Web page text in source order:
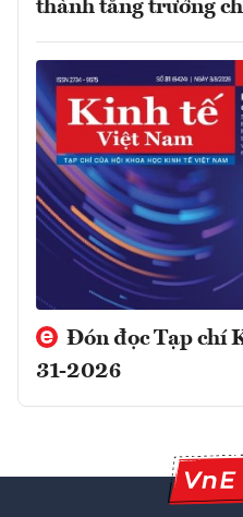
thành tăng trưởng
Đón đọc Tạp chí
31-2026